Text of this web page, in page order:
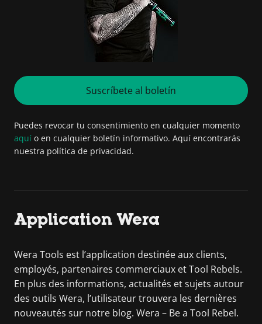
Suscríbete al boletín
Puedes revocar tu consentimiento en cualquier momento
aquí o en cualquier boletín informativo. Aquí encontrarás
nuestra política de privacidad.
Application Wera
Wera Tools est l’application destinée aux clients,
employés, partenaires commerciaux et Tool Rebels.
En plus des informations, actualités et sujets autour
des outils Wera, l’utilisateur trouvera les dernières
nouveautés sur notre blog. Wera – Be a Tool Rebel.